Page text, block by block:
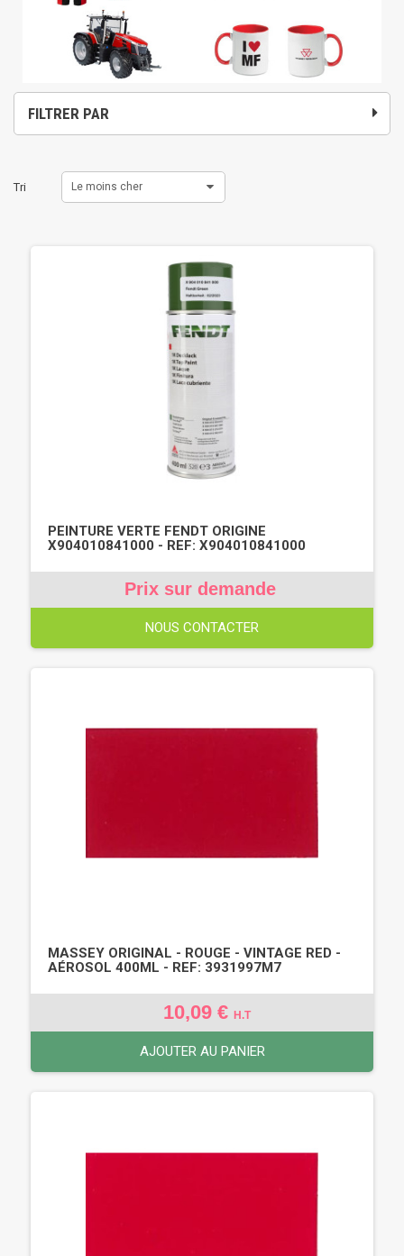
FILTRER PAR
Tri Le moins cher
PEINTURE VERTE FENDT ORIGINE
X904010841000 - REF: X904010841000
Prix sur demande
NOUS CONTACTER
MASSEY ORIGINAL - ROUGE - VINTAGE RED -
AÉROSOL 400ML - REF: 3931997M7
10,09 € H.T
AJOUTER AU PANIER